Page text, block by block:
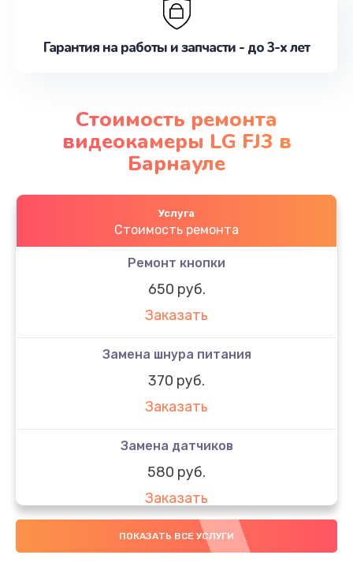
Гарантия на работы и запчасти - до 3-х лет
Стоимость ремонта
видеокамеры LG FJ3 в
Барнауле
Услуга
Стоимость ремонта
Ремонт кнопки
650 руб.
Заказать
Замена шнура питания
370 руб.
Заказать
Замена датчиков
580 руб.
Заказать
Комплексная чистка
ПОКАЗАТЬ ВСЕ УСЛУГИ